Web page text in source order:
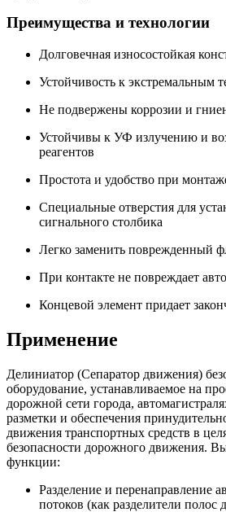
Преимущества и технологии
Долговечная износостойкая
Устойчивость к экстремальным
Не подвержены коррозии и
Устойчивы к УФ излучению и
реагентов
Простота и удобство при
Специальные отверстия для
сигнального столбика
Легко заменить поврежденный
При контакте не повреждает
Концевой элемент придает
Применение
Делиниатор (Сепаратор движения)
оборудование, устанавливаемое на
дорожной сети города,
разметки и обеспечения
движения транспортных средств в
безопасности дорожного движения.
функции:
Разделение и перенаправление
потоков (как разделители полос